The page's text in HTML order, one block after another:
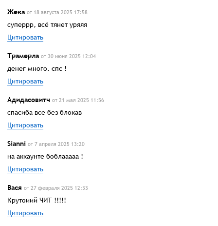
Жека от 18 августа 2025 17:58
суперрр, всё тянет уряяя
Цитировать
Трамерла от 30 июня 2025 12:04
денег много. спс !
Цитировать
Адидасовитч от 21 мая 2025 11:56
спасиба все без блокав
Цитировать
Sianni от 7 апреля 2025 13:20
на аккаунте боблааааа !
Цитировать
Вася от 27 февраля 2025 12:33
Крутоиий ЧИТ !!!!!
Цитировать